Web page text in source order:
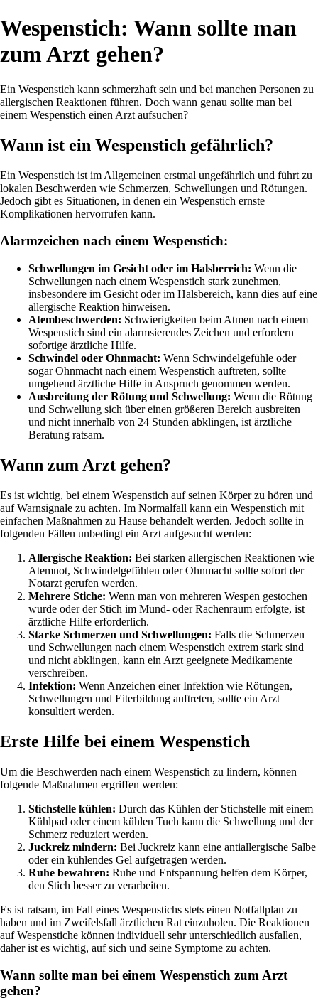
Wespenstich: Wann sollte man
zum Arzt gehen?
Ein Wespenstich kann schmerzhaft sein und bei manchen Personen zu
allergischen Reaktionen führen. Doch wann genau sollte man bei
einem Wespenstich einen Arzt aufsuchen?
Wann ist ein Wespenstich gefährlich?
Ein Wespenstich ist im Allgemeinen erstmal ungefährlich und führt zu
lokalen Beschwerden wie Schmerzen, Schwellungen und Rötungen.
Jedoch gibt es Situationen, in denen ein Wespenstich ernste
Komplikationen hervorrufen kann.
Alarmzeichen nach einem Wespenstich:
Schwellungen im Gesicht oder im Halsbereich: Wenn die
Schwellungen nach einem Wespenstich stark zunehmen,
insbesondere im Gesicht oder im Halsbereich, kann dies auf eine
allergische Reaktion hinweisen.
Atembeschwerden: Schwierigkeiten beim Atmen nach einem
Wespenstich sind ein alarmsierendes Zeichen und erfordern
sofortige ärztliche Hilfe.
Schwindel oder Ohnmacht: Wenn Schwindelgefühle oder
sogar Ohnmacht nach einem Wespenstich auftreten, sollte
umgehend ärztliche Hilfe in Anspruch genommen werden.
Ausbreitung der Rötung und Schwellung: Wenn die Rötung
und Schwellung sich über einen größeren Bereich ausbreiten
und nicht innerhalb von 24 Stunden abklingen, ist ärztliche
Beratung ratsam.
Wann zum Arzt gehen?
Es ist wichtig, bei einem Wespenstich auf seinen Körper zu hören und
auf Warnsignale zu achten. Im Normalfall kann ein Wespenstich mit
einfachen Maßnahmen zu Hause behandelt werden. Jedoch sollte in
folgenden Fällen unbedingt ein Arzt aufgesucht werden:
Allergische Reaktion: Bei starken allergischen Reaktionen wie
Atemnot, Schwindelgefühlen oder Ohnmacht sollte sofort der
Notarzt gerufen werden.
Mehrere Stiche: Wenn man von mehreren Wespen gestochen
wurde oder der Stich im Mund- oder Rachenraum erfolgte, ist
ärztliche Hilfe erforderlich.
Starke Schmerzen und Schwellungen: Falls die Schmerzen
und Schwellungen nach einem Wespenstich extrem stark sind
und nicht abklingen, kann ein Arzt geeignete Medikamente
verschreiben.
Infektion: Wenn Anzeichen einer Infektion wie Rötungen,
Schwellungen und Eiterbildung auftreten, sollte ein Arzt
konsultiert werden.
Erste Hilfe bei einem Wespenstich
Um die Beschwerden nach einem Wespenstich zu lindern, können
folgende Maßnahmen ergriffen werden:
Stichstelle kühlen: Durch das Kühlen der Stichstelle mit einem
Kühlpad oder einem kühlen Tuch kann die Schwellung und der
Schmerz reduziert werden.
Juckreiz mindern: Bei Juckreiz kann eine antiallergische Salbe
oder ein kühlendes Gel aufgetragen werden.
Ruhe bewahren: Ruhe und Entspannung helfen dem Körper,
den Stich besser zu verarbeiten.
Es ist ratsam, im Fall eines Wespenstichs stets einen Notfallplan zu
haben und im Zweifelsfall ärztlichen Rat einzuholen. Die Reaktionen
auf Wespenstiche können individuell sehr unterschiedlich ausfallen,
daher ist es wichtig, auf sich und seine Symptome zu achten.
Wann sollte man bei einem Wespenstich zum Arzt
gehen?